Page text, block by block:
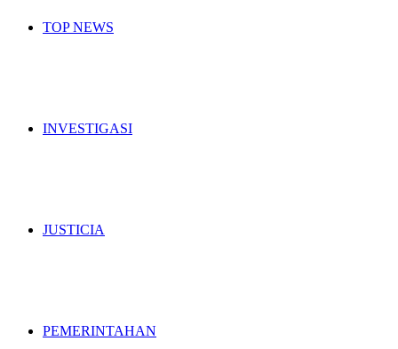
TOP NEWS
INVESTIGASI
JUSTICIA
PEMERINTAHAN